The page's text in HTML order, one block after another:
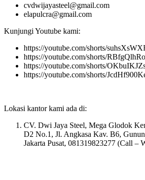
cvdwijayasteel@gmail.com
elapulcra@gmail.com
Kunjungi Youtube kami:
https://youtube.com/shorts/
https://youtube.com/shorts/
https://youtube.com/shorts/
https://youtube.com/shorts/
Lokasi kantor kami ada di:
CV. Dwi Jaya Steel, Mega Glodok
D2 No.1, Jl. Angkasa Kav. B6,
Jakarta Pusat, 081319823277 (Call –